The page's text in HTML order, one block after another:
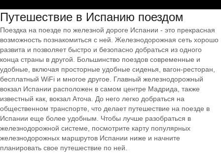
Путешествие в Испанию поездом
Поездка на поезде по железной дороге Испании - это прекрасная
возможность познакомиться с ней. Железнодорожная сеть хорошо
развита и позволяет быстро и безопасно добраться из одного
конца страны в другой. Большинство поездов современные и
удобные, включая просторные удобные сиденья, вагон-ресторан,
бесплатный WiFi и многое другое. Главный железнодорожный
вокзал Испании расположен в самом центре Мадрида, также
известный как, вокзал Аточа. До него легко добраться на
общественном транспорте, что делает путешествие на поезде в
Испании еще более удобным. Чтобы лучше разобраться в
железнодорожной системе, посмотрите карту популярных
железнодорожных маршрутов Испании ниже и начните
планировать свое путешествие по ней.